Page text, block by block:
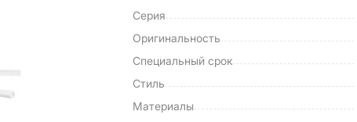
Серия
Оригинальность
Специальный срок
Стиль
Материалы